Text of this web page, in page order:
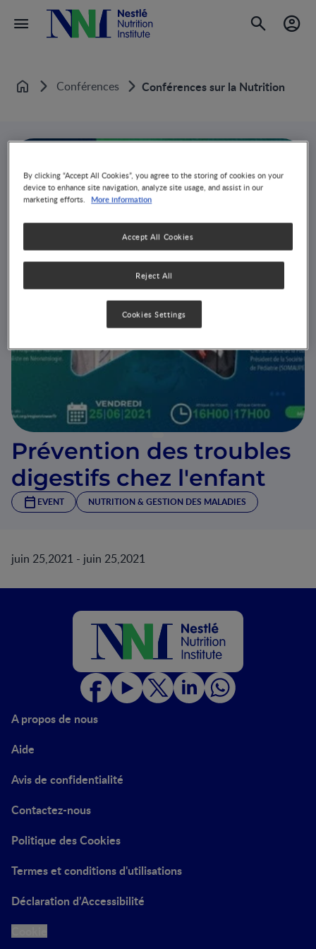
Accueil Conférences Conférences sur la Nutrition
Prévention des troubles
digestifs chez l'enfant
EVENT NUTRITION & GESTION DES MALADIES
juin 25,2021 - juin 25,2021
A propos de nous
Aide
Avis de confidentialité
Contactez-nous
Politique des Cookies
Termes et conditions d'utilisations
Déclaration d’Accessibilité
By clicking “Accept All Cookies”, you agree to the storing of cookies on your
device to enhance site navigation, analyze site usage, and assist in our
marketing efforts.
More information
Reject All
Accept All Cookies
Cookies Settings